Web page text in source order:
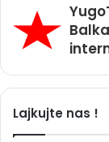
Lajkujte nas !